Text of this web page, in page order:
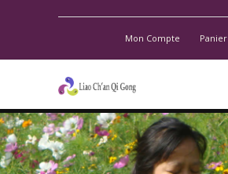
Mon Compte Panier